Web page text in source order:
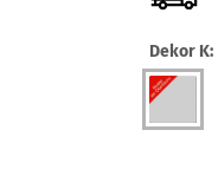
Dekor K: